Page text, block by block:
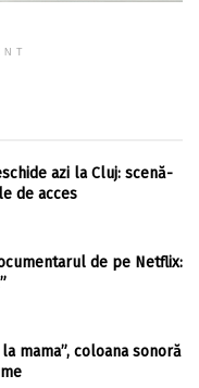
azi la Cluj: scenă-
de acces
de pe Netflix:
mama”, coloana sonoră